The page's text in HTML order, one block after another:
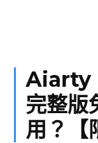
Aiarty
完整版
用？【